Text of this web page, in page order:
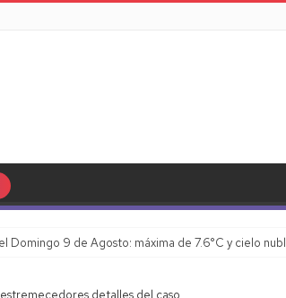
Domingo 9 de Agosto: máxima de 7.6°C y cielo
detalles del caso